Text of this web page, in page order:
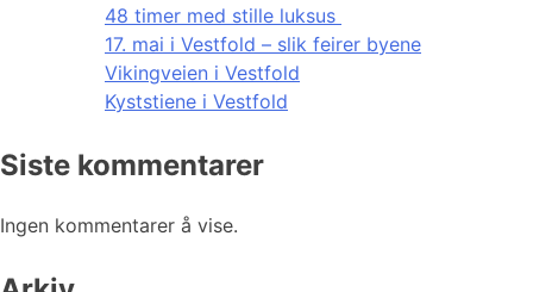
48 timer med stille luksus
17. mai i Vestfold – slik feirer byene
Vikingveien i Vestfold
Kyststiene i Vestfold
Siste kommentarer
Ingen kommentarer å vise.